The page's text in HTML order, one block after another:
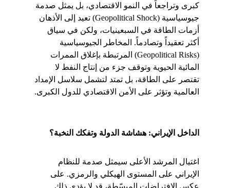
كبرى وتراجعاً في النمو الاقتصادي، بل يمثل صدمة
جيوسياسية (Geopolitical Shock) تعيد إلى الأذهان
أزمات الطاقة في السبعينيات، ولكن في سياق
أكثر تعقيداً وتصادماً. المخاطر الجيوسياسية
(Geopolitical Risks) المرتبطة بإغلاق الممرات
المائية الحيوية وتوقف جزء من إنتاج النفط لا
تقتصر على الطاقة، بل تمتد لتشمل سلاسل الإمداد
العالمية وتؤثر على الأمن الاقتصادي للدول الكبرى.
الداخل الإيراني: هشاشة الدولة وتفكك النخبة؟
اغتيال المرشد الأعلى سيمثل صدمة للنظام
الإيراني على المستوى الهيكلي والرمزي. على
عكس الافتراضات المبسّطة، قد لا يؤدي ذلك